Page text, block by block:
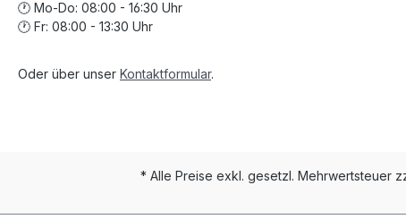
🕐 Mo-Do: 08:00 - 16:30 Uhr
🕐 Fr: 08:00 - 13:30 Uhr
Oder über unser Kontaktformular.
* Alle Preise exkl. gesetzl. Mehrwertsteuer